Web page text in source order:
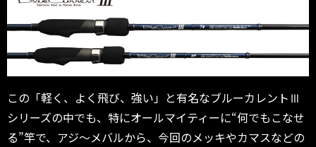
この「軽く、よく飛び、強い」と有名なブルーカレントⅢ
シリーズの中でも、特にオールマイティーに“何でもこなせ
る”竿で、アジ～メバルから、今回のメッキやカマスなどの